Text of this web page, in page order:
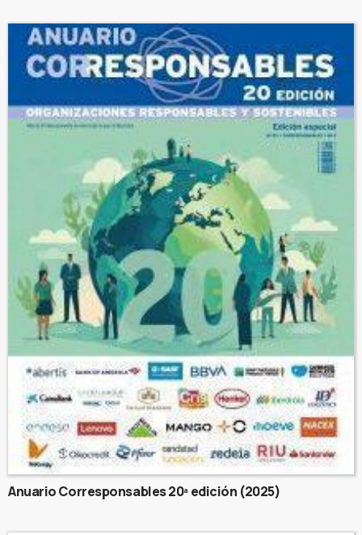
Anuario Corresponsables 20ª edición (2025)